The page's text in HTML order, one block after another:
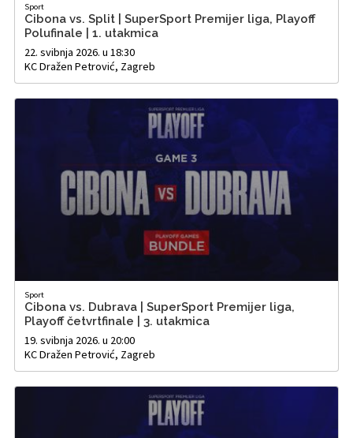
Sport
Cibona vs. Split | SuperSport Premijer liga, Playoff
Polufinale | 1. utakmica
22. svibnja 2026. u 18:30
KC Dražen Petrović, Zagreb
Sport
Cibona vs. Dubrava | SuperSport Premijer liga,
Playoff četvrtfinale | 3. utakmica
19. svibnja 2026. u 20:00
KC Dražen Petrović, Zagreb